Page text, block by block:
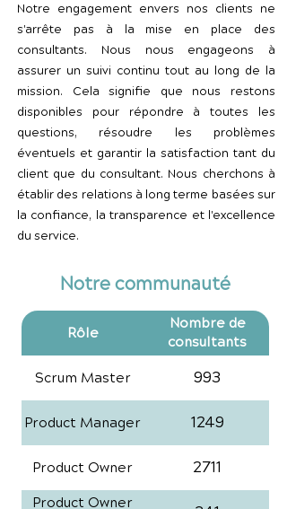
Notre engagement envers nos clients ne
s'arrête pas à la mise en place des
consultants. Nous nous engageons à
assurer un suivi continu tout au long de la
mission. Cela signifie que nous restons
disponibles pour répondre à toutes les
questions, résoudre les problèmes
éventuels et garantir la satisfaction tant du
client que du consultant. Nous cherchons à
établir des relations à long terme basées sur
la confiance, la transparence et l'excellence
du service.
Notre communauté
Rôle
Nombre de
consultants
Scrum Master
993
Product Manager 1249
Product Owner 2711
Product Owner